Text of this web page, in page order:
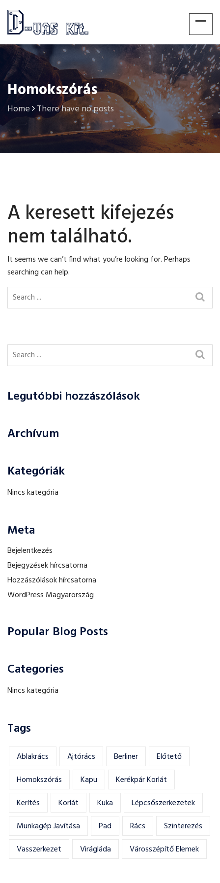
Homokszórás
Home There have no posts
A keresett kifejezés
nem található.
It seems we can’t find what you’re looking for. Perhaps
searching can help.
Legutóbbi hozzászólások
Archívum
Kategóriák
Nincs kategória
Meta
Bejelentkezés
Bejegyzések hírcsatorna
Hozzászólások hírcsatorna
WordPress Magyarország
Popular Blog Posts
Categories
Nincs kategória
Tags
Ablakrács Ajtórács Berliner
Előtető
Homokszórás
Kapu
Kerékpár Korlát
Kerítés
Korlát Kuka
Lépcsőszerkezetek
Munkagép Javítása
Pad Rács
Szinterezés
Vasszerkezet
Virágláda Városszépítő Elemek